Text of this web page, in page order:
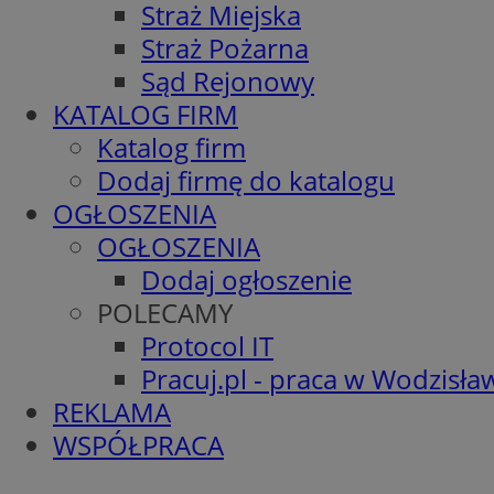
Straż Miejska
Straż Pożarna
Sąd Rejonowy
KATALOG FIRM
Katalog firm
Dodaj firmę do katalogu
OGŁOSZENIA
OGŁOSZENIA
Dodaj ogłoszenie
POLECAMY
Protocol IT
Pracuj.pl - praca w
REKLAMA
WSPÓŁPRACA